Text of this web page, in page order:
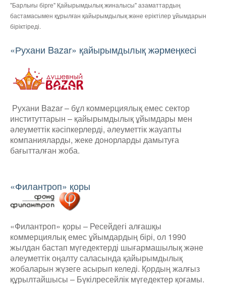
"Барлығы бірге" Қайырымдылық жиналысы" азаматтардың
бастамасымен құрылған қайырымдылық және еріктілер ұйымдарын
біріктіреді.
«Рухани Bazar» қайырымдылық жәрмеңкесі
Рухани Bazar – бұл коммерциялық емес сектор
институттарын – қайырымдылық ұйымдары мен
әлеуметтік кәсіпкерлерді, әлеуметтік жауапты
компанияларды, жеке донорларды дамытуға
бағытталған жоба.
«Филантроп» қоры
«Филантроп» қоры – Ресейдегі алғашқы
коммерциялық емес ұйымдардың бірі, ол 1990
жылдан бастап мүгедектерді шығармашылық және
әлеуметтік оңалту саласында қайырымдылық
жобаларын жүзеге асырып келеді. Қордың жалғыз
құрылтайшысы – Бүкілресейлік мүгедектер қоғамы.